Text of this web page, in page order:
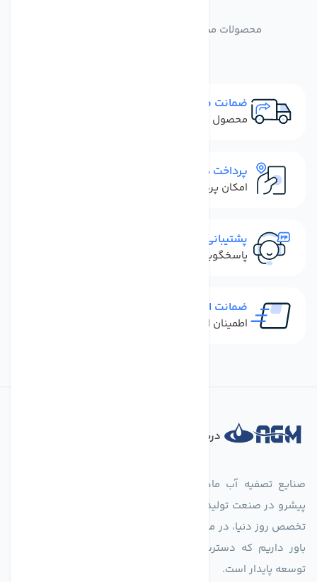
محصولات مشابه سه راهی آب مدل فیتینگ دار
ضمانت مرجوعی
محصول نباید آسیب دیده باشد
پرداخت در محل
امکان پرداخت کل فاکتور در محل
پشتیبانی سریع
پاسخگویی سریع به تماس‌ها و پیام‌ها
ضمانت اصل بودن کالا
اطمینان از خرید کالای اورجینال
درباره فروشگاه
پیشرو در صنعت تولید تجهیزات تصفیه آب، با تکیه بر دانش فنی و
تخصص روز دنیا، در مسیر تأمین آب سالم و پایدار گام برمی‌دارد. ما
باور داریم که دسترسی به آب پاک، یک حق اساسی و زیربنای
توسعه پایدار است.